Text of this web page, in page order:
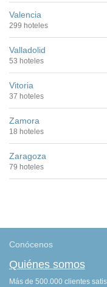
Valencia
299 hoteles
Valladolid
53 hoteles
Vitoria
37 hoteles
Zamora
18 hoteles
Zaragoza
79 hoteles
Conócenos
Quiénes somos
Más de 500.000 clientes